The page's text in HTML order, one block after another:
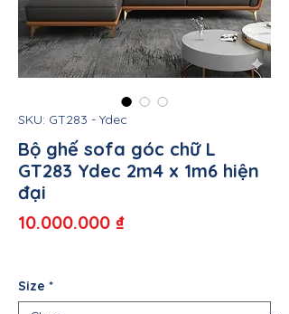
SKU: GT283 - Ydec
Bộ ghế sofa góc chữ L
GT283 Ydec 2m4 x 1m6 hiện
đại
10.000.000 ₫Giá
Size *